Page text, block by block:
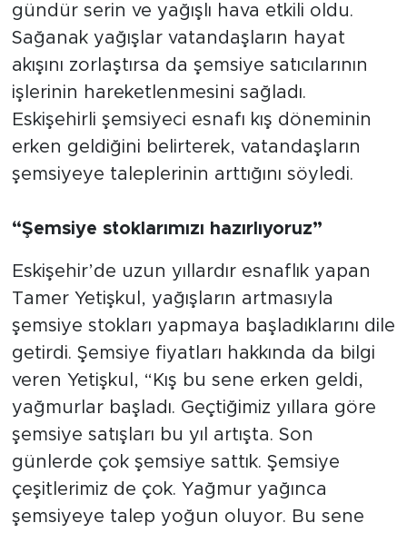
gündür serin ve yağışlı hava etkili oldu.
Sağanak yağışlar vatandaşların hayat
akışını zorlaştırsa da şemsiye satıcılarının
işlerinin hareketlenmesini sağladı.
Eskişehirli şemsiyeci esnafı kış döneminin
erken geldiğini belirterek, vatandaşların
şemsiyeye taleplerinin arttığını söyledi.
“Şemsiye stoklarımızı hazırlıyoruz”
Eskişehir’de uzun yıllardır esnaflık yapan
Tamer Yetişkul, yağışların artmasıyla
şemsiye stokları yapmaya başladıklarını dile
getirdi. Şemsiye fiyatları hakkında da bilgi
veren Yetişkul, “Kış bu sene erken geldi,
yağmurlar başladı. Geçtiğimiz yıllara göre
şemsiye satışları bu yıl artışta. Son
günlerde çok şemsiye sattık. Şemsiye
çeşitlerimiz de çok. Yağmur yağınca
şemsiyeye talep yoğun oluyor. Bu sene